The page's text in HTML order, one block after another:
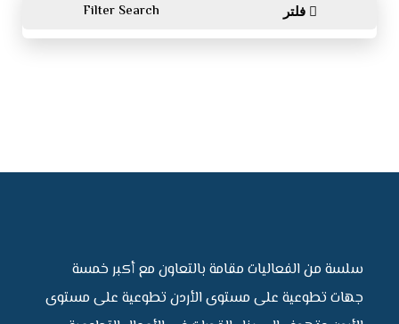
Filter Search فلتر
سلسة من الفعاليات مقامة بالتعاون مع أكبر خمسة
جهات تطوعية على مستوى الأردن تطوعية على مستوى